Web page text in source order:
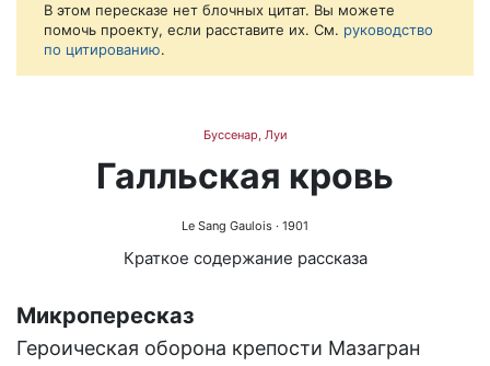
В этом пересказе нет блочных цитат. Вы можете
помочь проекту, если расставите их. См. руководство
по цитированию.
Буссенар, Луи
Галльская кровь
Le Sang Gaulois · 1901
Краткое содержание рассказа
Микропересказ
Героическая оборона крепости Мазагран